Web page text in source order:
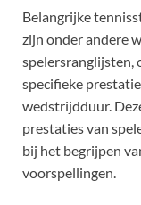
Belangrijke
zijn onder andere
spelersranglijsten,
specifieke
wedstrijdduur.
prestaties van
bij het begrijpen
voorspellingen.